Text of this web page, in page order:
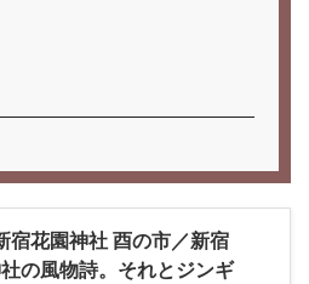
宿花園神社 酉の市／新宿
の風物詩。それとジンギ